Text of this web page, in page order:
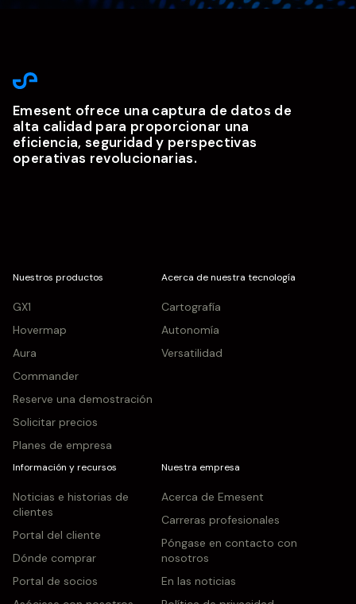
Emesent ofrece una captura de datos de
alta calidad para proporcionar una
eficiencia, seguridad y perspectivas
operativas revolucionarias.
Nuestros productos
GX1
Hovermap
Aura
Commander
Reserve una demostración
Solicitar precios
Planes de empresa
Acerca de nuestra tecnología
Cartografía
Autonomía
Versatilidad
Información y recursos
Noticias e historias de
clientes
Portal del cliente
Dónde comprar
Portal de socios
Nuestra empresa
Acerca de Emesent
Carreras profesionales
Póngase en contacto con
nosotros
En las noticias